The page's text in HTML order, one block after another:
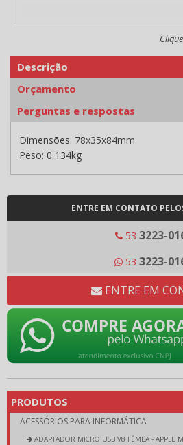
Descrição
Orçamento
Perguntas e respostas
Dimensões: 78x35x84mm
Peso: 0,134kg
ENTRE EM CONTATO
53 3223-
53 3223-
ENTRE EM
PRODUTOS
ACESSÓRIOS PARA INFORMÁTICA
ADAPTADOR MICRO USB V8 FÊMEA - APPLE